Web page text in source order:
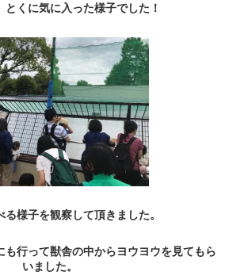
とくに気に入った様子でした！
る様子を観察して頂きました。
も行って獣舎の中からヨウヨウを見てもら
いました。